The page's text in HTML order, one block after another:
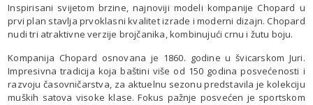
Inspirisani svijetom brzine, najnoviji modeli kompanije Chopard u
prvi plan stavlja prvoklasni kvalitet izrade i moderni dizajn. Chopard
nudi tri atraktivne verzije brojčanika, kombinujući crnu i žutu boju.
Kompanija Chopard osnovana je 1860. godine u švicarskom Juri.
Impresivna tradicija koja baštini više od 150 godina posvećenosti i
razvoju časovničarstva, za aktuelnu sezonu predstavila je kolekciju
muških satova visoke klase. Fokus pažnje posvećen je sportskom